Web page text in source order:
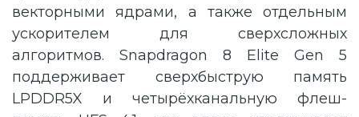
векторными ядрами, а также отдельным
ускорителем для сверхсложных
алгоритмов. Snapdragon 8 Elite Gen 5
поддерживает сверхбыструю память
LPDDR5X и четырёхканальную флеш-